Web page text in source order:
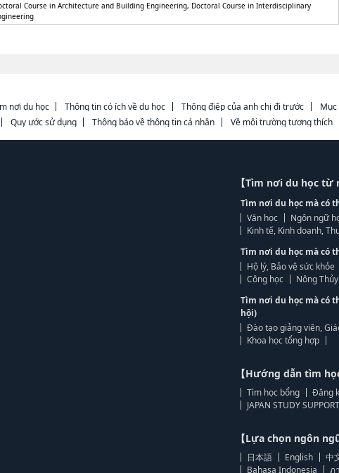
Course in Architecture and Building Engineering, Doctoral Course in Interdisciplinary
nơi du học Thông tin có ích về du học Thông điệp của anh chị đi trước
Quy ước sử dụng
Thông báo về thông tin cá nhân Về môi trường tương thích
【Tìm nơi du học từ
Tìm nơi du học mà có
Văn học
Ngôn ngữ
Kinh tế, Kinh doanh,
Tìm nơi du học mà có
Hộ lý, Bảo vệ sức khỏe
Công học
Nông
Tìm nơi du học mà có
hội)
Đào tạo giảng viên,
Khoa học tổng hợp
【Hướng dẫn tìm
Tìm học bổng
Đăng
JAPAN STUDY
【Lựa chọn ngôn ngữ
日本語 English 中
Bahasa Indonesia
ภ